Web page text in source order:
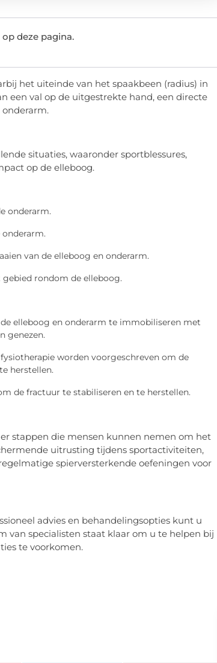
deze pagina.
het uiteinde van het spaakbeen (radius) in
een val op de uitgestrekte hand, een directe
situaties, waaronder sportblessures,
op de elleboog.
onderarm.
van de elleboog en onderarm.
rondom de elleboog.
elleboog en onderarm te immobiliseren met
genezen.
worden voorgeschreven om de
herstellen.
de fractuur te stabiliseren en te herstellen.
stappen die mensen kunnen nemen om het
uitrusting tijdens sportactiviteiten,
spierversterkende oefeningen voor
advies en behandelingsopties kunt u
van specialisten staat klaar om u te helpen bij
te voorkomen.